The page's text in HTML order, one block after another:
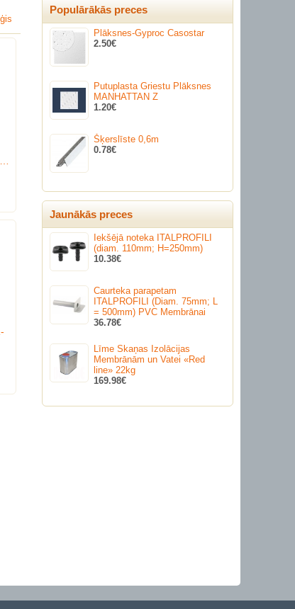
Populārākās preces
Plāksnes-Gyproc Casostar
2.50€
Putuplasta Griestu Plāksnes
MANHATTAN Z
1.20€
Šķerslīste 0,6m
0.78€
Jaunākās preces
Iekšējā noteka ITALPROFILI
(diam. 110mm; H=250mm)
10.38€
Caurteka parapetam
ITALPROFILI (Diam. 75mm; L
= 500mm) PVC Membrānai
36.78€
Līme Skaņas Izolācijas
Membrānām un Vatei «Red
line» 22kg
169.98€